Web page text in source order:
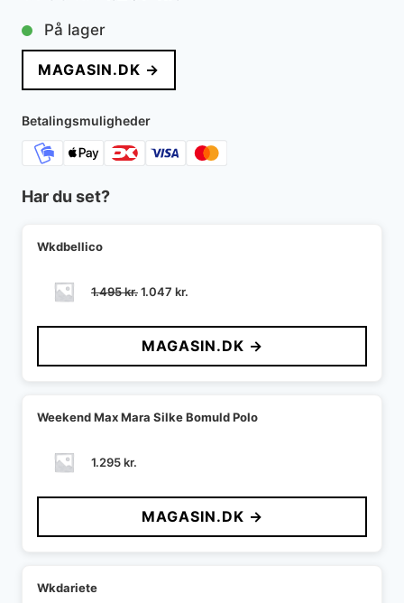
oprindelige
pris
var:
1.795 kr..
På lager
MAGASIN.DK →
Betalingsmuligheder
Har du set?
Wkdbellico
1.495kr.Den
pris
var:
1.495 kr..
1.047 kr.
pris
er:
1.047 kr..
MAGASIN.DK →
Weekend Max Mara Silke Bomuld Polo
1.295kr.
MAGASIN.DK →
Wkdariete